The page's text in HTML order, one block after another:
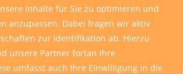
Inhalte für Sie zu optimieren und
anzupassen. Dabei fragen wir aktiv
zur Identifikation ab. Hierzu
unsere Partner fortan Ihre
umfasst auch Ihre Einwilligung in die